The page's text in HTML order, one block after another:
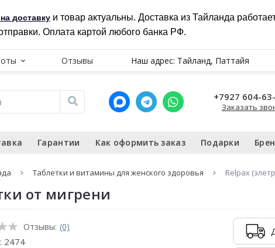
доставку и товар актуальны. Доставка из Тайланда
Оплата картой любого банка РФ.
Отзывы Наш адрес: Тайланд, Паттайя
+7927 604-
Заказать
Гарантии Как оформить заказ Подарки
Таблетки и витамины для женского здоровья Relpax
от мигрени
Отзывы: (0)
2474